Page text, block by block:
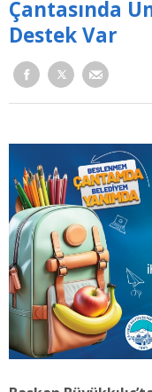
Çantasında
Destek Var